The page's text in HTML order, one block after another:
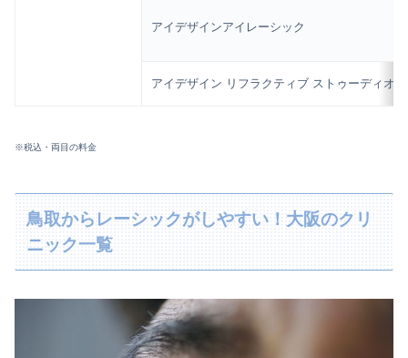
アイデザインアイレーシック
アイデザイン リフラクティブ ストゥーディオ
※税込・両目の料金
鳥取からレーシックがしやすい！大阪のクリ
ニック一覧